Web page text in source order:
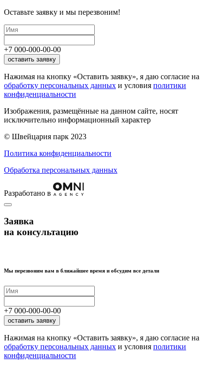
Оставьте заявку и мы перезвоним!
+7 000-000-00-00
оставить заявку
Нажимая на кнопку «Оставить заявку», я даю согласие на
обработку персональных данных и условия политики
конфиденциальности
Изображения, размещённые на данном сайте, носят
исключительно информационный характер
© Швейцария парк 2023
Политика конфиденциальности
Обработка персональных данных
Разработано в
Заявка
на консультацию
Мы перезвоним вам в ближайшее время и обсудим все детали
+7 000-000-00-00
оставить заявку
Нажимая на кнопку «Оставить заявку», я даю согласие на
обработку персональных данных и условия политики
конфиденциальности